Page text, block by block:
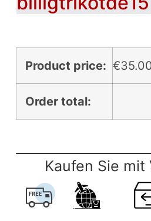
Product price: €
Order total:
Kaufen Sie mit